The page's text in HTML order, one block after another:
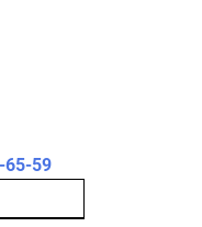
65-59